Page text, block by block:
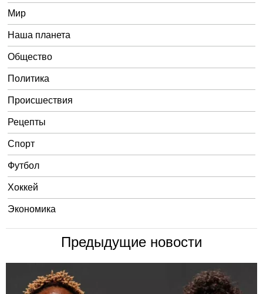
Мир
Наша планета
Общество
Политика
Происшествия
Рецепты
Спорт
Футбол
Хоккей
Экономика
Предыдущие новости